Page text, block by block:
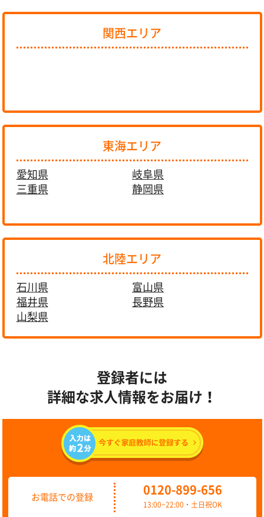
関西エリア
東海エリア
愛知県
岐阜県
三重県
静岡県
北陸エリア
石川県
富山県
福井県
長野県
山梨県
登録者には
詳細な求人情報をお届け！
お電話での登録
0120-899-656
13:00~22:00・土日祝OK